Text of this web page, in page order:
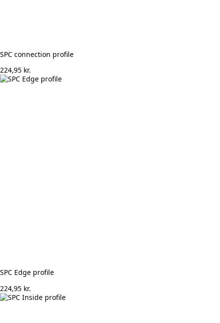
SPC connection profile
224,95 kr.
SPC Edge profile
224,95 kr.